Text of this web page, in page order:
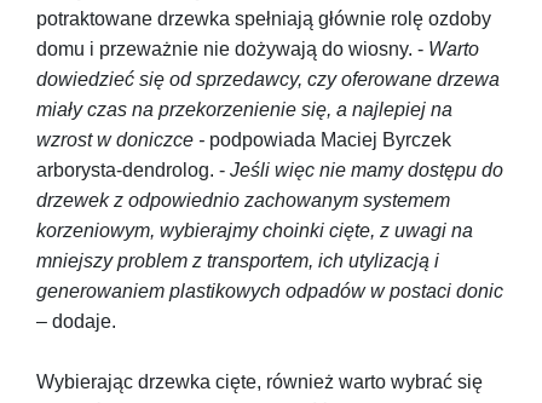
potraktowane drzewka spełniają głównie rolę ozdoby
domu i przeważnie nie dożywają do wiosny. - Warto
dowiedzieć się od sprzedawcy, czy oferowane drzewa
miały czas na przekorzenienie się, a najlepiej na
wzrost w doniczce - podpowiada Maciej Byrczek
arborysta-dendrolog. - Jeśli więc nie mamy dostępu do
drzewek z odpowiednio zachowanym systemem
korzeniowym, wybierajmy choinki cięte, z uwagi na
mniejszy problem z transportem, ich utylizacją i
generowaniem plastikowych odpadów w postaci donic
– dodaje.
Wybierając drzewka cięte, również warto wybrać się